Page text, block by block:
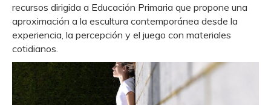
recursos dirigida a Educación Primaria que propone una
aproximación a la escultura contemporánea desde la
experiencia, la percepción y el juego con materiales
cotidianos.